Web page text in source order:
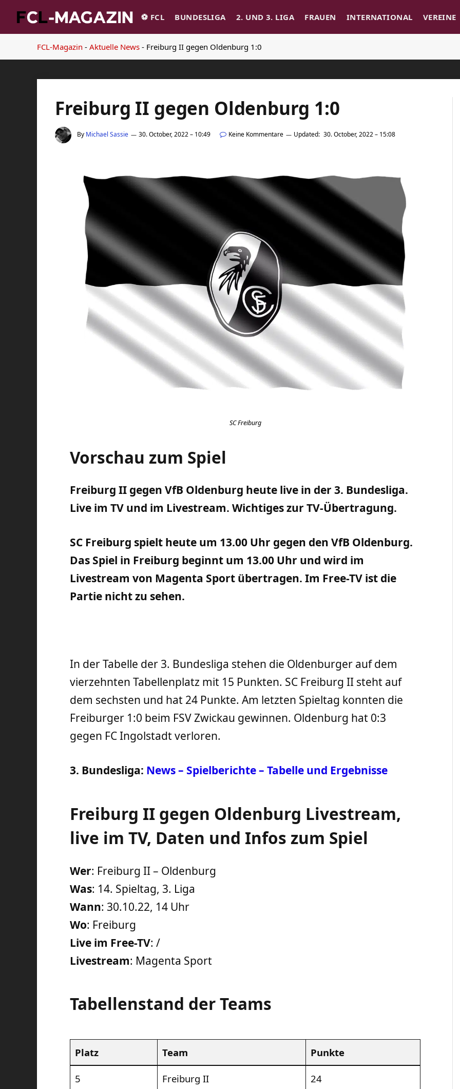
⚽️ FCL BUNDESLIGA 2. UND 3. LIGA FRAUEN INTERNATIONAL VEREINE
FCL-Magazin - Aktuelle News - Freiburg II gegen Oldenburg 1:0
Freiburg II gegen Oldenburg 1:0
By Michael Sassie 30. October, 2022 – 10:49 Keine Kommentare Updated: 30. October, 2022 – 15:08
SC Freiburg
Vorschau zum Spiel
Freiburg II gegen VfB Oldenburg heute live in der 3. Bundesliga.
Live im TV und im Livestream. Wichtiges zur TV-Übertragung.
SC Freiburg spielt heute um 13.00 Uhr gegen den VfB Oldenburg.
Das Spiel in Freiburg beginnt um 13.00 Uhr und wird im
Livestream von Magenta Sport übertragen. Im Free-TV ist die
Partie nicht zu sehen.
In der Tabelle der 3. Bundesliga stehen die Oldenburger auf dem
vierzehnten Tabellenplatz mit 15 Punkten. SC Freiburg II steht auf
dem sechsten und hat 24 Punkte. Am letzten Spieltag konnten die
Freiburger 1:0 beim FSV Zwickau gewinnen. Oldenburg hat 0:3
gegen FC Ingolstadt verloren.
3. Bundesliga: News – Spielberichte – Tabelle und Ergebnisse
Freiburg II gegen Oldenburg Livestream,
live im TV, Daten und Infos zum Spiel
Wer: Freiburg II – Oldenburg
Was: 14. Spieltag, 3. Liga
Wann: 30.10.22, 14 Uhr
Wo: Freiburg
Live im Free-TV: /
Livestream: Magenta Sport
Tabellenstand der Teams
Platz Team Punkte
5 Freiburg II
24